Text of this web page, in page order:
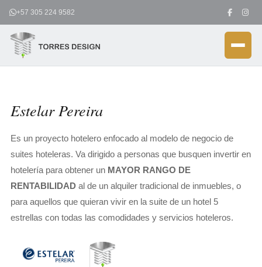
contenido
+57 305 224 9582
Estelar Pereira
Es un proyecto hotelero enfocado al modelo de negocio de
suites hoteleras. Va dirigido a personas que busquen invertir en
hotelería para obtener un MAYOR RANGO DE
RENTABILIDAD al de un alquiler tradicional de inmuebles, o
para aquellos que quieran vivir en la suite de un hotel 5
estrellas con todas las comodidades y servicios hoteleros.